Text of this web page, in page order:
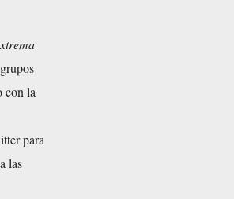
con la
para
las